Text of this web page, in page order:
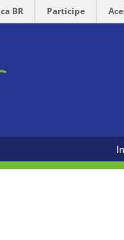
BR Participe